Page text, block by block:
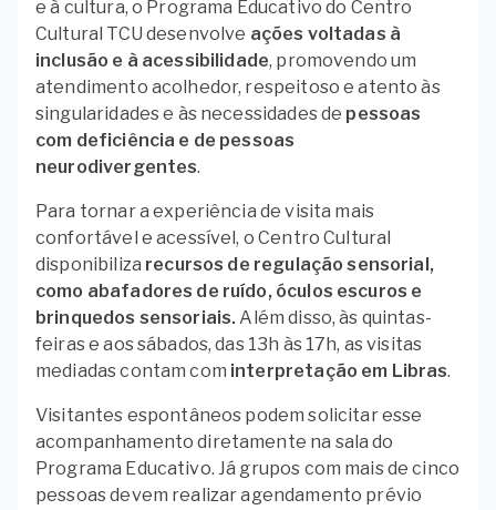
e à cultura, o Programa Educativo do Centro
Cultural TCU desenvolve ações voltadas à
inclusão e à acessibilidade, promovendo um
atendimento acolhedor, respeitoso e atento às
singularidades e às necessidades de pessoas
com deficiência e de pessoas
neurodivergentes.
Para tornar a experiência de visita mais
confortável e acessível, o Centro Cultural
disponibiliza recursos de regulação sensorial,
como abafadores de ruído, óculos escuros e
brinquedos sensoriais.Além disso, às quintas-
feiras e aos sábados, das 13h às 17h, as visitas
mediadas contam com interpretação em Libras.
Visitantes espontâneos podem solicitar esse
acompanhamento diretamente na sala do
Programa Educativo. Já grupos com mais de cinco
pessoas devem realizar agendamento prévio